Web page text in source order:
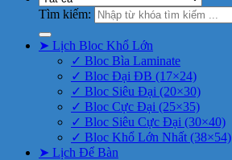
Tìm kiếm:
➤ Lịch Bloc Khổ Lớn
✓ Bloc Bìa Laminate
✓ Bloc Đại ĐB (17×24)
✓ Bloc Siêu Đại (20×30)
✓ Bloc Cực Đại (25×35)
✓ Bloc Siêu Cực Đại (30×40)
✓ Bloc Khổ Lớn Nhất (38×54)
➤ Lịch Để Bàn